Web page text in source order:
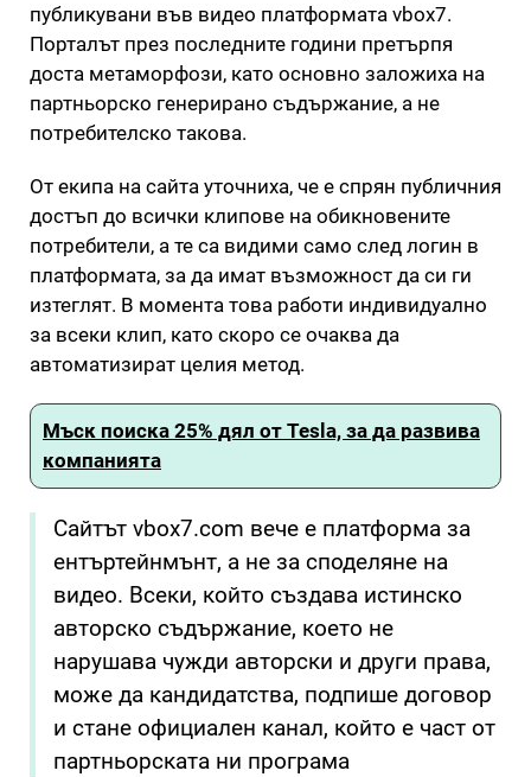
публикувани във видео платформата vbox7.
Порталът през последните години претърпя
доста метаморфози, като основно заложиха на
партньорско генерирано съдържание, а не
потребителско такова.
От екипа на сайта уточниха, че е спрян публичния
достъп до всички клипове на обикновените
потребители, а те са видими само след логин в
платформата, за да имат възможност да си ги
изтеглят. В момента това работи индивидуално
за всеки клип, като скоро се очаква да
автоматизират целия метод.
Мъск поиска 25% дял от Tesla, за да развива
компанията
Сайтът vbox7.com вече е платформа за
ентъртейнмънт, а не за споделяне на
видео. Всеки, който създава истинско
авторско съдържание, което не
нарушава чужди авторски и други права,
може да кандидатства, подпише договор
и стане официален канал, който е част от
партньорската ни програма